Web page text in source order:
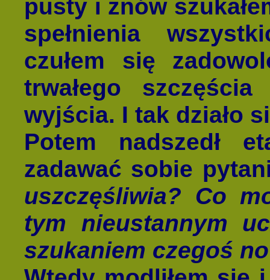
pusty i znów
spełnienia
czułem się
trwałego
wyjścia. I tak działo
Potem nadszedł
zadawać sobie
uszczęśliwia? Co
tym nieustannym
szukaniem czegoś